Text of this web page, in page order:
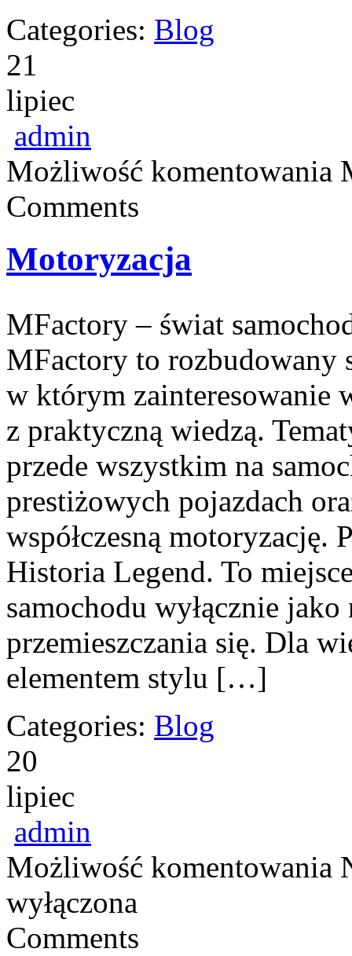
Categories: Blog
21
lipiec
admin
Możliwość komentowania
Comments
Motoryzacja
MFactory – świat
MFactory to rozbudowany
w którym zainteresowanie
z praktyczną wiedzą.
przede wszystkim na
prestiżowych pojazdach
współczesną motoryzację.
Historia Legend. To
samochodu wyłącznie jako
przemieszczania się. Dla
elementem stylu […]
Categories: Blog
20
lipiec
admin
Możliwość komentowania
wyłączona
Comments